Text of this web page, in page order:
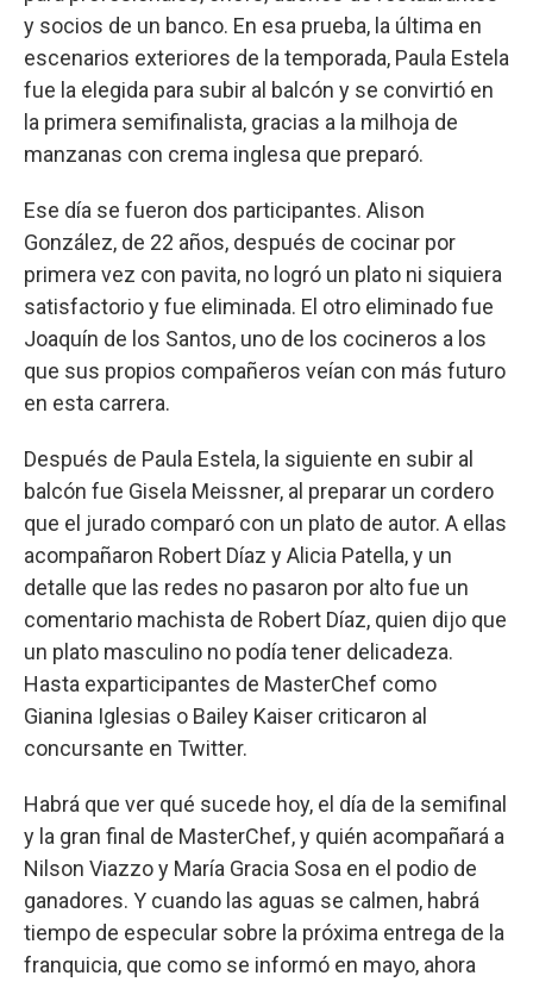
y socios de un banco. En esa prueba, la última en
escenarios exteriores de la temporada, Paula Estela
fue la elegida para subir al balcón y se convirtió en
la primera semifinalista, gracias a la milhoja de
manzanas con crema inglesa que preparó.
Ese día se fueron dos participantes. Alison
González, de 22 años, después de cocinar por
primera vez con pavita, no logró un plato ni siquiera
satisfactorio y fue eliminada. El otro eliminado fue
Joaquín de los Santos, uno de los cocineros a los
que sus propios compañeros veían con más futuro
en esta carrera.
Después de Paula Estela, la siguiente en subir al
balcón fue Gisela Meissner, al preparar un cordero
que el jurado comparó con un plato de autor. A ellas
acompañaron Robert Díaz y Alicia Patella, y un
detalle que las redes no pasaron por alto fue un
comentario machista de Robert Díaz, quien dijo que
un plato masculino no podía tener delicadeza.
Hasta exparticipantes de MasterChef como
Gianina Iglesias o Bailey Kaiser criticaron al
concursante en Twitter.
Habrá que ver qué sucede hoy, el día de la semifinal
y la gran final de MasterChef, y quién acompañará a
Nilson Viazzo y María Gracia Sosa en el podio de
ganadores. Y cuando las aguas se calmen, habrá
tiempo de especular sobre la próxima entrega de la
franquicia, que como se informó en mayo, ahora